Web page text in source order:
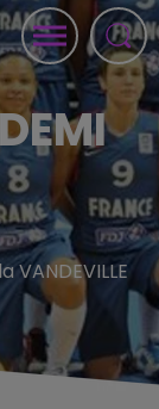
VANDEVILLE